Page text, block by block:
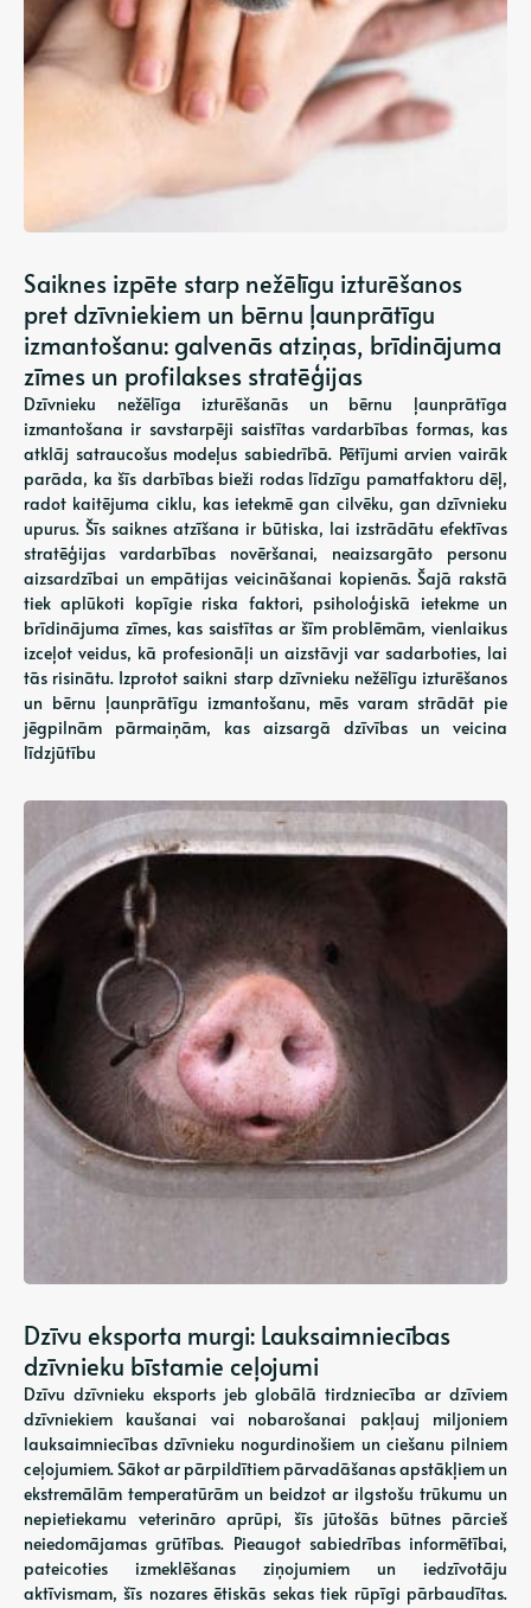
Saiknes izpēte starp nežēlīgu izturēšanos
pret dzīvniekiem un bērnu ļaunprātīgu
izmantošanu: galvenās atziņas, brīdinājuma
zīmes un profilakses stratēģijas
Dzīvnieku nežēlīga izturēšanās un bērnu ļaunprātīga
izmantošana ir savstarpēji saistītas vardarbības formas, kas
atklāj satraucošus modeļus sabiedrībā. Pētījumi arvien vairāk
parāda, ka šīs darbības bieži rodas līdzīgu pamatfaktoru dēļ,
radot kaitējuma ciklu, kas ietekmē gan cilvēku, gan dzīvnieku
upurus. Šīs saiknes atzīšana ir būtiska, lai izstrādātu efektīvas
stratēģijas vardarbības novēršanai, neaizsargāto personu
aizsardzībai un empātijas veicināšanai kopienās. Šajā rakstā
tiek aplūkoti kopīgie riska faktori, psiholoģiskā ietekme un
brīdinājuma zīmes, kas saistītas ar šīm problēmām, vienlaikus
izceļot veidus, kā profesionāļi un aizstāvji var sadarboties, lai
tās risinātu. Izprotot saikni starp dzīvnieku nežēlīgu izturēšanos
un bērnu ļaunprātīgu izmantošanu, mēs varam strādāt pie
jēgpilnām pārmaiņām, kas aizsargā dzīvības un veicina
līdzjūtību
Dzīvu eksporta murgi: Lauksaimniecības
dzīvnieku bīstamie ceļojumi
Dzīvu dzīvnieku eksports jeb globālā tirdzniecība ar dzīviem
dzīvniekiem kaušanai vai nobarošanai pakļauj miljoniem
lauksaimniecības dzīvnieku nogurdinošiem un ciešanu pilniem
ceļojumiem. Sākot ar pārpildītiem pārvadāšanas apstākļiem un
ekstremālām temperatūrām un beidzot ar ilgstošu trūkumu un
nepietiekamu veterināro aprūpi, šīs jūtošās būtnes pārcieš
neiedomājamas grūtības. Pieaugot sabiedrības informētībai,
pateicoties izmeklēšanas ziņojumiem un iedzīvotāju
aktīvismam, šīs nozares ētiskās sekas tiek rūpīgi pārbaudītas.